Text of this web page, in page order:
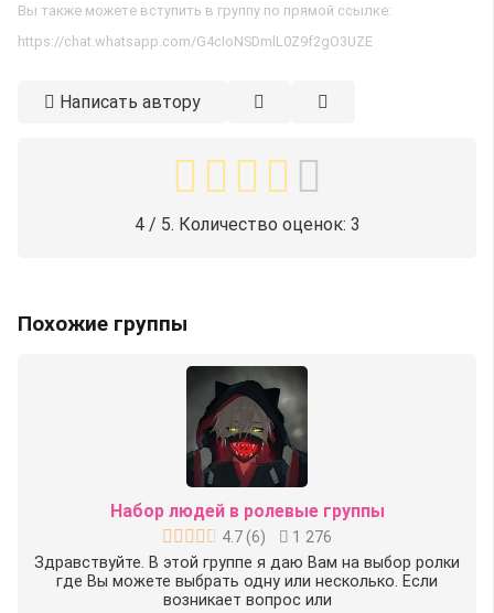
Вы также можете вступить в группу по прямой ссылке:
https://chat.whatsapp.com/G4cIoNSDmlL0Z9f2gO3UZE
Написать автору
4/ 5. Количество оценок: 3
Похожие группы
Набор людей в ролевые группы
4.7(6)
1 276
Здравствуйте. В этой группе я даю Вам на выбор ролки
где Вы можете выбрать одну или несколько. Если
возникает вопрос или